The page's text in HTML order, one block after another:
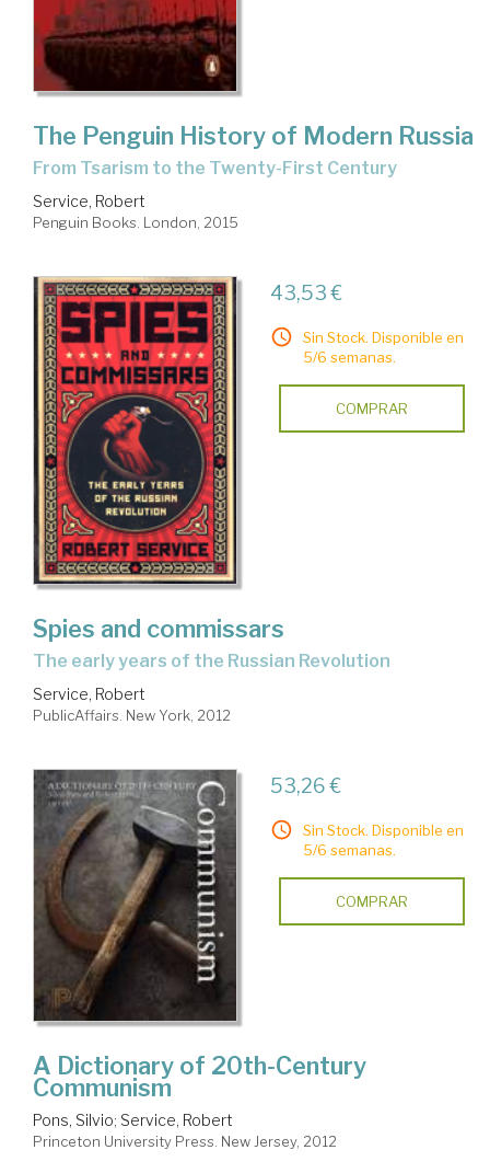
The Penguin History of Modern Russia
from Tsarism to the Twenty-First Century
Service, Robert
Penguin Books. London, 2015
43,53 €
Sin Stock. Disponible en
5/6 semanas.
COMPRAR
Spies and commissars
the early years of the Russian Revolution
Service, Robert
PublicAffairs. New York, 2012
53,26 €
Sin Stock. Disponible en
5/6 semanas.
COMPRAR
A Dictionary of 20th-Century
Communism
Pons, Silvio; Service, Robert
Princeton University Press. New Jersey, 2012